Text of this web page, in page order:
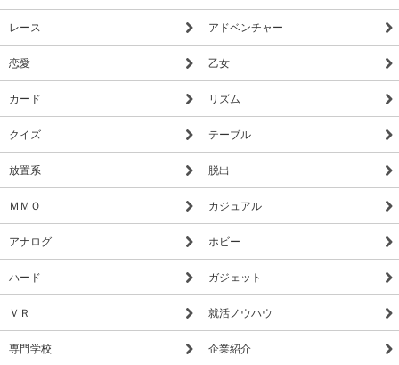
レース アドベンチャー
恋愛 乙女
カード リズム
クイズ テーブル
放置系 脱出
ＭＭＯ カジュアル
アナログ ホビー
ハード ガジェット
ＶＲ 就活ノウハウ
専門学校 企業紹介